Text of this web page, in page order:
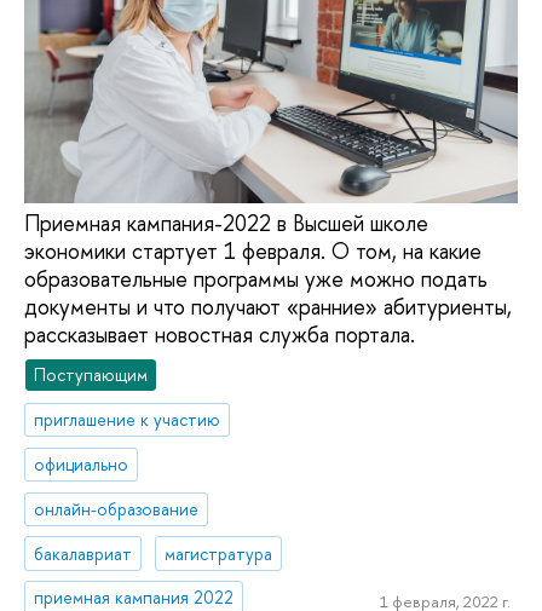
Приемная кампания-2022 в Высшей школе
экономики стартует 1 февраля. О том, на какие
образовательные программы уже можно подать
документы и что получают «ранние» абитуриенты,
рассказывает новостная служба портала.
Поступающим
приглашение к участию
официально
онлайн-образование
бакалавриат
магистратура
приемная кампания 2022
1 февраля, 2022 г.